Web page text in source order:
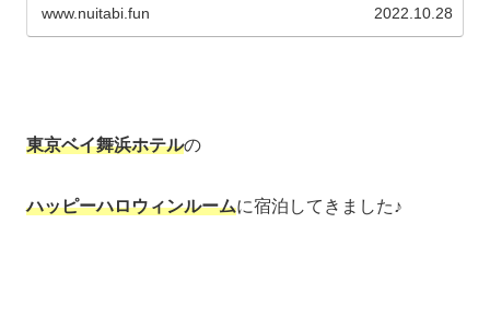
www.nuitabi.fun 2022.10.28
東京ベイ舞浜ホテルの
ハッピーハロウィンルームに宿泊してきました♪